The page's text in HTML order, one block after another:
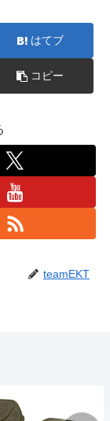
はてブ
コピー
teamEKT